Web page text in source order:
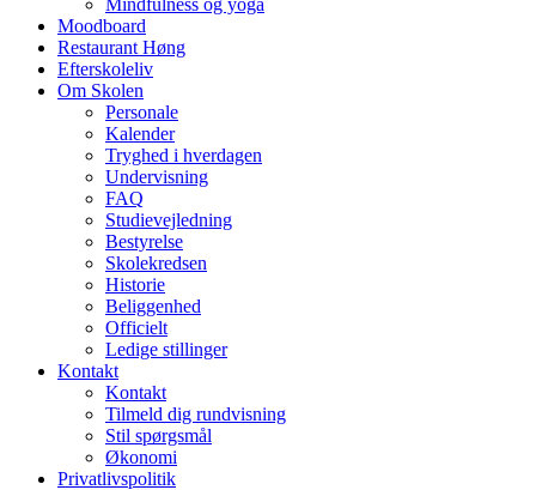
Mindfulness og yoga
Moodboard
Restaurant Høng
Efterskoleliv
Om Skolen
Personale
Kalender
Tryghed i hverdagen
Undervisning
FAQ
Studievejledning
Bestyrelse
Skolekredsen
Historie
Beliggenhed
Officielt
Ledige stillinger
Kontakt
Kontakt
Tilmeld dig rundvisning
Stil spørgsmål
Økonomi
Privatlivspolitik